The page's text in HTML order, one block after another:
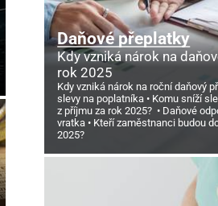
Daňové přeplatky
Kdy vzniká nárok na
rok 2025
Kdy vzniká nárok na roční daňový
slevy na poplatníka
Komu sníží
z příjmu za rok 2025?
Daňové
vratka
Kteří zaměstnanci budou
2025?